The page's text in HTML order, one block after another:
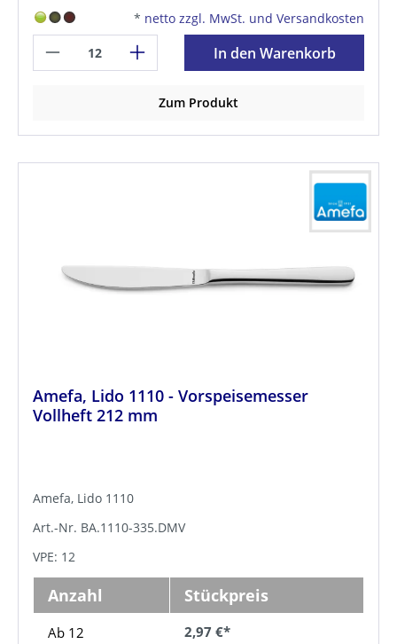
* netto zzgl. MwSt. und Versandkosten
In den Warenkorb
Zum Produkt
Amefa, Lido 1110 - Vorspeisemesser
Vollheft 212 mm
Amefa, Lido 1110
Art.-Nr. BA.1110-335.DMV
VPE: 12
Anzahl Stückpreis
Ab 12 2,97 €*